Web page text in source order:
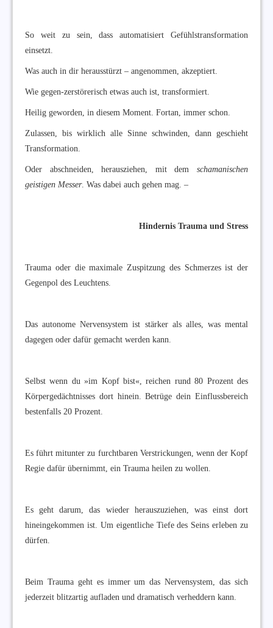
So weit zu sein, dass automatisiert Gefühlstransformation
einsetzt.
Was auch in dir herausstürzt – angenommen, akzeptiert.
Wie gegen-zerstörerisch etwas auch ist, transformiert.
Heilig geworden, in diesem Moment. Fortan, immer schon.
Zulassen, bis wirklich alle Sinne schwinden, dann geschieht
Transformation.
Oder abschneiden, herausziehen, mit dem schamanischen
geistigen Messer. Was dabei auch gehen mag. –
Hindernis Trauma und Stress
Trauma oder die maximale Zuspitzung des Schmerzes ist der
Gegenpol des Leuchtens.
Das autonome Nervensystem ist stärker als alles, was mental
dagegen oder dafür gemacht werden kann.
Selbst wenn du »im Kopf bist«, reichen rund 80 Prozent des
Körpergedächtnisses dort hinein. Betrüge dein Einflussbereich
bestenfalls 20 Prozent.
Es führt mitunter zu furchtbaren Verstrickungen, wenn der Kopf
Regie dafür übernimmt, ein Trauma heilen zu wollen.
Es geht darum, das wieder herauszuziehen, was einst dort
hineingekommen ist. Um eigentliche Tiefe des Seins erleben zu
dürfen.
Beim Trauma geht es immer um das Nervensystem, das sich
jederzeit blitzartig aufladen und dramatisch verheddern kann.